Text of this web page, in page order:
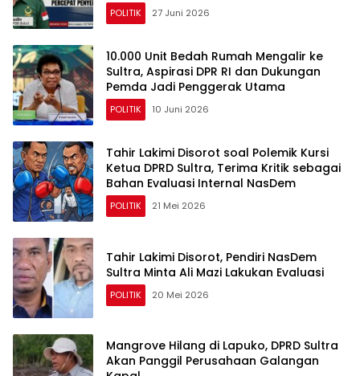
POLITIK 27 Juni 2026
10.000 Unit Bedah Rumah Mengalir ke
Sultra, Aspirasi DPR RI dan Dukungan
Pemda Jadi Penggerak Utama
POLITIK 10 Juni 2026
Tahir Lakimi Disorot soal Polemik Kursi
Ketua DPRD Sultra, Terima Kritik sebagai
Bahan Evaluasi Internal NasDem
POLITIK 21 Mei 2026
Tahir Lakimi Disorot, Pendiri NasDem
Sultra Minta Ali Mazi Lakukan Evaluasi
POLITIK 20 Mei 2026
Mangrove Hilang di Lapuko, DPRD Sultra
Akan Panggil Perusahaan Galangan